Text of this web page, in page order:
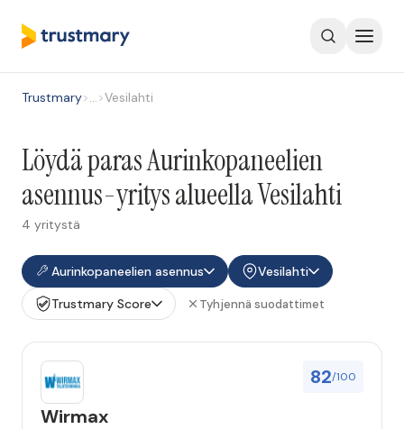
Trustmary>…>Vesilahti
Löydä paras Aurinkopaneelien
asennus-yritys alueella Vesilahti
4 yritystä
Aurinkopaneelien asennus
Vesilahti
Trustmary Score
Tyhjennä suodattimet
82/100
Wirmax